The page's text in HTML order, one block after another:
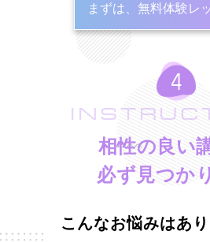
まずは、無料体験レ
相性の良い
必ず見つか
こんなお悩みはあ